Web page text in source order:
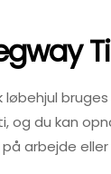
og du kan
arbejde eller